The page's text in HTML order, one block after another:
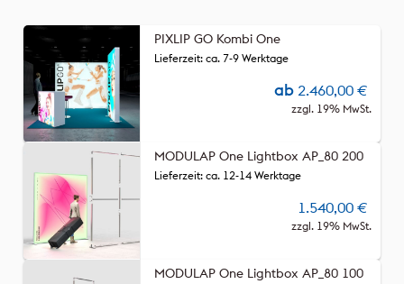
PIXLIP GO Kombi One
ab 2.460,00 €
zzgl. 19% MwSt.
Lieferzeit: ca. 7-9 Werktage
MODULAP One Lightbox AP_80 200
Lieferzeit: ca. 12-14 Werktage
1.540,00 €
zzgl. 19% MwSt.
MODULAP One Lightbox AP_80 100